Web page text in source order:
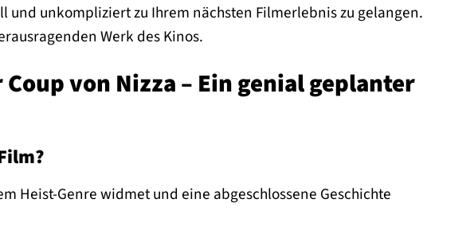
unkompliziert zu Ihrem nächsten Filmerlebnis zu gelangen.
Werk des Kinos.
von Nizza – Ein genial geplanter
Heist-Genre widmet und eine abgeschlossene Geschichte